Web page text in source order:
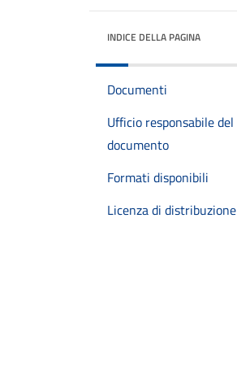
INDICE DELLA PAGINA
Documenti
Ufficio responsabile del
documento
Formati disponibili
Licenza di distribuzione